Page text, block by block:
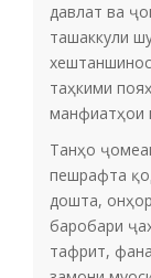
давлат ва
ташаккули
таҳкими
манфиатҳои
Танҳо
пешрафта
дошта,
баробари
тафрит,